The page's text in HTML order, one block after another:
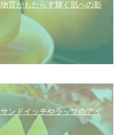
質がもたらす輝く肌への影
ンドイッチやラップのアイ